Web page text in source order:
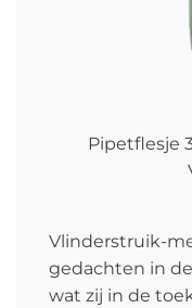
Pipetflesje
Vlinderstruik-
gedachten in
wat zij in de